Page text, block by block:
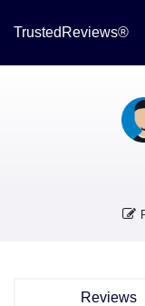
TrustedReviews®
Reviews